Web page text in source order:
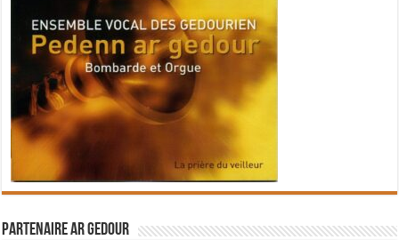
Partenaire Ar Gedour